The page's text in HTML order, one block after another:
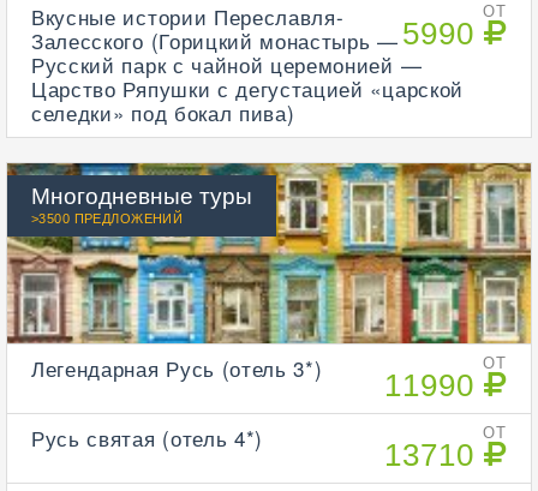
ОТ
5990
Вкусные истории Переславля-
Залесского (Горицкий монастырь —
Русский парк с чайной церемонией —
Царство Ряпушки с дегустацией «царской
селедки» под бокал пива)
Многодневные туры
>3500 ПРЕДЛОЖЕНИЙ
ОТ
11990
Легендарная Русь (отель 3*)
ОТ
13710
Русь святая (отель 4*)